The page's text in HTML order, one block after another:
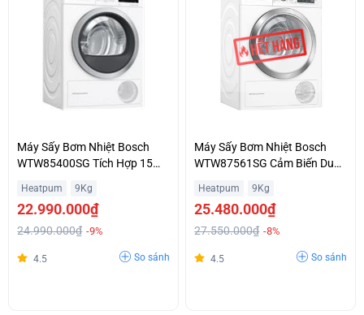
Máy Sấy Bơm Nhiệt Bosch
WTW85400SG Tích Hợp 15
Góp
Heatpum 9Kg
22.990.000₫
24.990.000₫ -9%
4.5 So sánh
Máy Sấy Bơm Nhiệt Bosch
WTW87561SG Cảm Biến Duo-
Rẻ
Heatpum 9Kg
25.480.000₫
27.550.000₫ -8%
4.5 So sánh